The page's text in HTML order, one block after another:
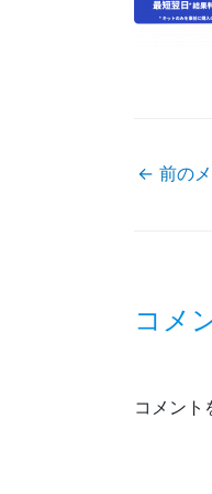
稿
ビ
← 前の
コメ
コメント